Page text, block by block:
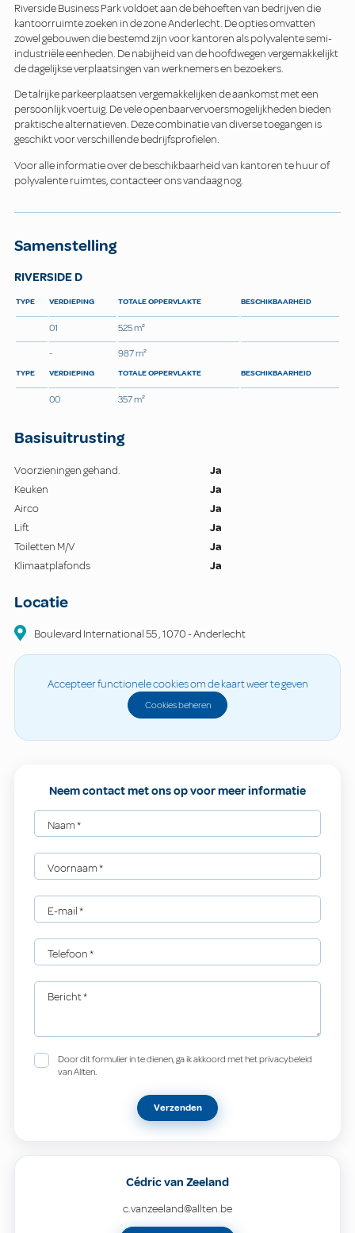
Riverside Business Park voldoet aan de behoeften van bedrijven die
kantoorruimte zoeken in de zone Anderlecht. De opties omvatten
zowel gebouwen die bestemd zijn voor kantoren als polyvalente semi-
industriële eenheden. De nabijheid van de hoofdwegen vergemakkelijkt
de dagelijkse verplaatsingen van werknemers en bezoekers.
De talrijke parkeerplaatsen vergemakkelijken de aankomst met een
persoonlijk voertuig. De vele openbaarvervoersmogelijkheden bieden
praktische alternatieven. Deze combinatie van diverse toegangen is
geschikt voor verschillende bedrijfsprofielen.
Voor alle informatie over de beschikbaarheid van kantoren te huur of
polyvalente ruimtes, contacteer ons vandaag nog.
Samenstelling
RIVERSIDE D
TYPE VERDIEPING TOTALE OPPERVLAKTE BESCHIKBAARHEID
01
525 m²
-
987 m²
TYPE VERDIEPING TOTALE OPPERVLAKTE BESCHIKBAARHEID
00 357 m²
Basisuitrusting
Voorzieningen gehand.
Ja
Keuken
Ja
Airco
Ja
Lift
Ja
Toiletten M/V
Ja
Klimaatplafonds
Ja
Locatie
Boulevard International55,1070-Anderlecht
Accepteer functionele cookies om de kaart weer te geven
Cookies beheren
Neem contact met ons op voor meer informatie
Naam*
Voornaam*
E-mail*
Telefoon*
Bericht*
Door dit formulier in te dienen, ga ik akkoord met het privacybeleid
van Allten.
Verzenden
Cédric van Zeeland
c.vanzeeland@allten.be